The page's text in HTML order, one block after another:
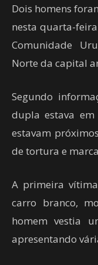
Dois homens
nesta quarta-
Comunidade
Norte da capital
Segundo
dupla estava
estavam
de tortura e
A primeira
carro branco,
homem vestia
apresentando